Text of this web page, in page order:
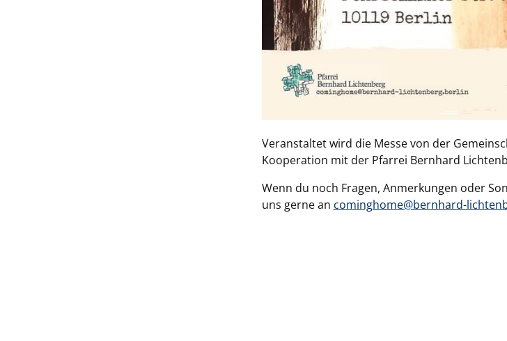
Veranstaltet wird die Messe von der
Kooperation mit der Pfarrei Bernhard
Wenn du noch Fragen, Anmerkungen oder
uns gerne an cominghome@bernhard-